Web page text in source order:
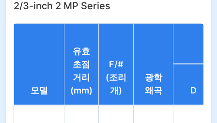
2/3-inch 2 MP Series
모델
유효
초점
거리
(mm)
F/#
(조리
개)
광학
왜곡
D